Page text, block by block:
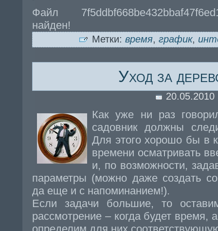
Файл
найден!
Метки: время, график,
Уход за
20.05.2010
Как уже ни раз
садовник должны
Для этого хорошо бы в
времени осматривать
и, по возможности,
параметры (можно даже создать
да еще и с напоминанием!).
Если задачи большие, то
рассмотрение – когда будет время,